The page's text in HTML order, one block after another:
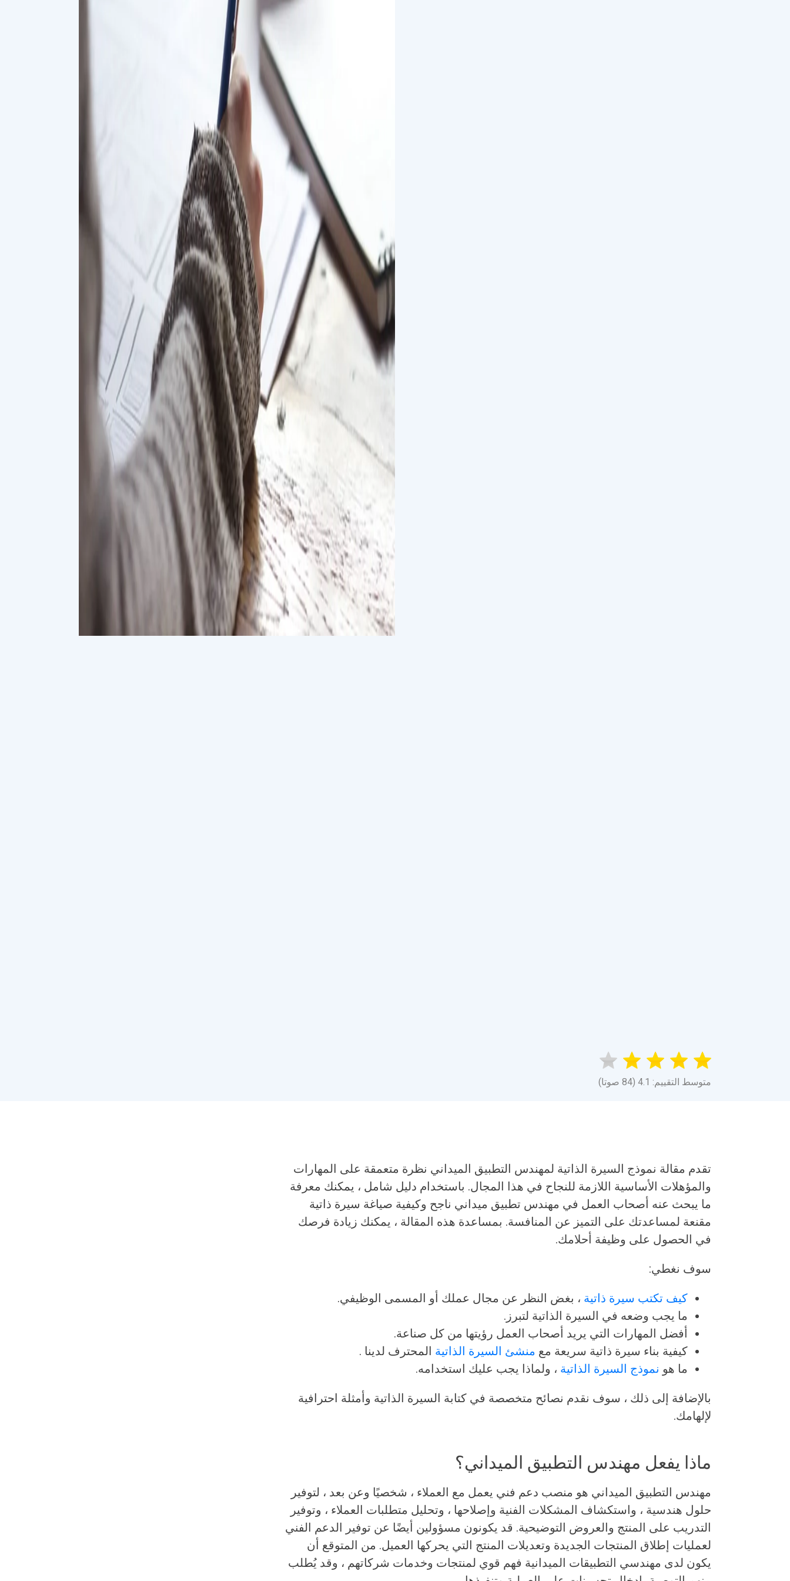
متوسط التقييم: 4.1 (84 صوتا)
تقدم مقالة نموذج السيرة الذاتية لمهندس التطبيق الميداني نظرة متعمقة على المهارات
والمؤهلات الأساسية اللازمة للنجاح في هذا المجال. باستخدام دليل شامل ، يمكنك معرفة
ما يبحث عنه أصحاب العمل في مهندس تطبيق ميداني ناجح وكيفية صياغة سيرة ذاتية
مقنعة لمساعدتك على التميز عن المنافسة. بمساعدة هذه المقالة ، يمكنك زيادة فرصك
في الحصول على وظيفة أحلامك.
سوف نغطي:
كيف تكتب سيرة ذاتية ، بغض النظر عن مجال عملك أو المسمى الوظيفي.
ما يجب وضعه في السيرة الذاتية لتبرز.
أفضل المهارات التي يريد أصحاب العمل رؤيتها من كل صناعة.
كيفية بناء سيرة ذاتية سريعة مع منشئ السيرة الذاتية المحترف لدينا .
ما هو نموذج السيرة الذاتية ، ولماذا يجب عليك استخدامه.
بالإضافة إلى ذلك ، سوف نقدم نصائح متخصصة في كتابة السيرة الذاتية وأمثلة احترافية
لإلهامك.
ماذا يفعل مهندس التطبيق الميداني؟
مهندس التطبيق الميداني هو منصب دعم فني يعمل مع العملاء ، شخصيًا وعن بعد ، لتوفير
حلول هندسية ، واستكشاف المشكلات الفنية وإصلاحها ، وتحليل متطلبات العملاء ، وتوفير
التدريب على المنتج والعروض التوضيحية. قد يكونون مسؤولين أيضًا عن توفير الدعم الفني
لعمليات إطلاق المنتجات الجديدة وتعديلات المنتج التي يحركها العميل. من المتوقع أن
يكون لدى مهندسي التطبيقات الميدانية فهم قوي لمنتجات وخدمات شركاتهم ، وقد يُطلب